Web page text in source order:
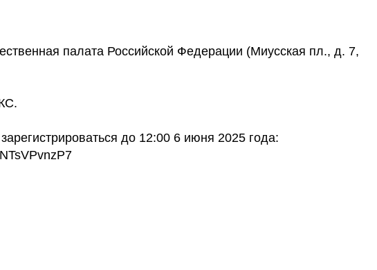
палата Российской Федерации (Миусская пл., д. 7,
до 12:00 6 июня 2025 года: